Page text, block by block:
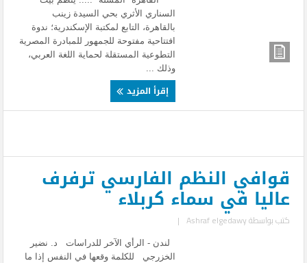
السناري الأثري بحي السيدة زينب
بالقاهرة، التابع لمكتبة الإسكندرية؛ ندوة
افتتاحية مفتوحة للجمهور للمبادرة المصرية
التطوعية المستقلة لحماية اللغة العربي،
وذلك ...
إقرأ المزيد
قوافي النظم الفارسي ترفرف
عاليا في سماء كربلاء
كتب بواسطةAshraf elgedawy
|
لندن - الرأي الآخر للدراسات د. نضير
الخزرجي للكلمة وقعها في النفس إذا ما